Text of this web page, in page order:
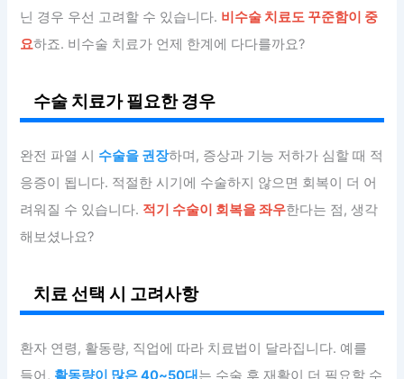
닌 경우 우선 고려할 수 있습니다. 비수술 치료도 꾸준함이 중
요하죠. 비수술 치료가 언제 한계에 다다를까요?
수술 치료가 필요한 경우
완전 파열 시 수술을 권장하며, 증상과 기능 저하가 심할 때 적
응증이 됩니다. 적절한 시기에 수술하지 않으면 회복이 더 어
려워질 수 있습니다. 적기 수술이 회복을 좌우한다는 점, 생각
해보셨나요?
치료 선택 시 고려사항
환자 연령, 활동량, 직업에 따라 치료법이 달라집니다. 예를
들어, 활동량이 많은 40~50대는 수술 후 재활이 더 필요할 수